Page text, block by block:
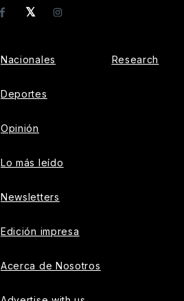
𝕏
FacebookInstagram
Nacionales
Deportes
Opinión
Lo más leído
Newsletters
Edición impresa
Acerca de Nosotros
Research